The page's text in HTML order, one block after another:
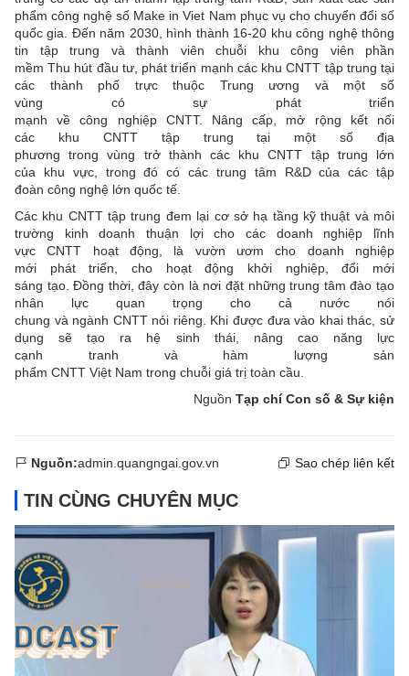
phẩm công nghệ số Make in Viet Nam phục vụ cho chuyển đổi số
quốc gia. Đến năm 2030, hình thành 16-20 khu công nghệ thông
tin tập trung và thành viên chuỗi khu công viên phần
mềm Thu hút đầu tư, phát triển mạnh các khu CNTT tập trung tại
các thành phố trực thuộc Trung ương và một số
vùng có sự phát triển
mạnh về công nghiệp CNTT. Nâng cấp, mở rộng kết nối
các khu CNTT tập trung tại một số địa
phương trong vùng trở thành các khu CNTT tập trung lớn
của khu vực, trong đó có các trung tâm R&D của các tập
đoàn công nghệ lớn quốc tế.
Các khu CNTT tập trung đem lại cơ sở hạ tầng kỹ thuật và môi
trường kinh doanh thuận lợi cho các doanh nghiệp lĩnh
vực CNTT hoạt động, là vườn ươm cho doanh nghiệp
mới phát triển, cho hoạt động khởi nghiệp, đổi mới
sáng tạo. Đồng thời, đây còn là nơi đặt những trung tâm đào tạo
nhân lực quan trọng cho cả nước nói
chung và ngành CNTT nói riêng. Khi được đưa vào khai thác, sử
dụng sẽ tạo ra hệ sinh thái, nâng cao năng lực
cạnh tranh và hàm lượng sản
phẩm CNTT Việt Nam trong chuỗi giá trị toàn cầu.
Nguồn Tạp chí Con số & Sự kiện
Nguồn:admin.quangngai.gov.vn Sao chép liên kết
TIN CÙNG CHUYÊN MỤC